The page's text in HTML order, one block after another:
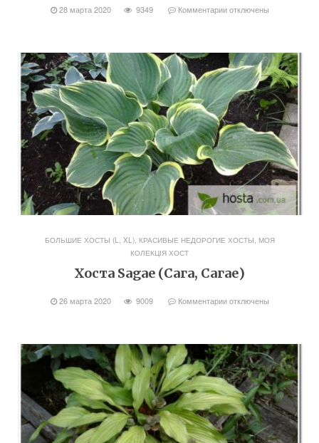
28 марта 2020 9349 Комментарииотключены
БОЛЬШИЕ ХОСТЫ (L, XL), КРАСИВЫЕ НЕДОРОГИЕ ХОСТЫ МОЯ
КОЛЕКЦІЯ ХОСТ
Хоста Sagae (Сага, Сагае)
26 марта 2020 9009 Комментарииотключены